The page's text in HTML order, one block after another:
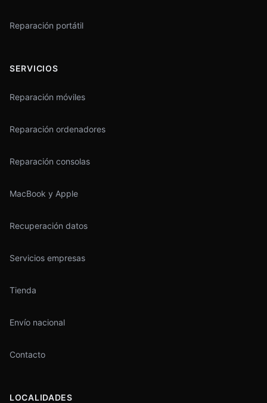
Reparación portátil
SERVICIOS
Reparación móviles
Reparación ordenadores
Reparación consolas
MacBook y Apple
Recuperación datos
Servicios empresas
Tienda
Envío nacional
Contacto
LOCALIDADES